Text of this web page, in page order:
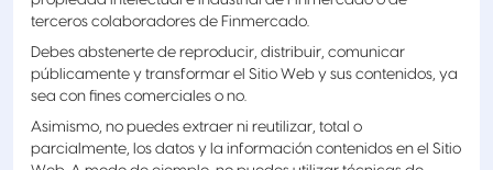
terceros colaboradores de Finmercado.
Debes abstenerte de reproducir, distribuir, comunicar
públicamente y transformar el Sitio Web y sus contenidos, ya
sea con fines comerciales o no.
Asimismo, no puedes extraer ni reutilizar, total o
parcialmente, los datos y la información contenidos en el Sitio